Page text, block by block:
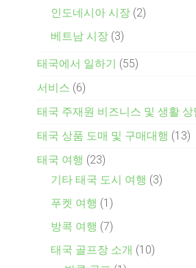
인도네시아 시장 (2)
베트남 시장 (3)
태국에서 일하기 (55)
서비스 (6)
태국 주재원 비즈니스 및 생활 상
태국 상품 도매 및 구매대행 (13)
태국 여행 (23)
기타 태국 도시 여행 (3)
푸켓 여행 (1)
방콕 여행 (7)
태국 골프장 소개 (10)